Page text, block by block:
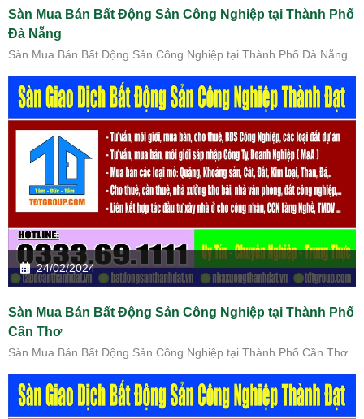
Sàn Mua Bán Bất Động Sản Công Nghiệp tại Thành Phố
Đà Nẵng
Sàn Mua Bán Bất Động Sản Công Nghiệp tại Thành Phố Đà Nẵng
24/02/2024
Sàn Mua Bán Bất Động Sản Công Nghiệp tại Thành Phố
Cần Thơ
Sàn Mua Bán Bất Động Sản Công Nghiệp tại Thành Phố Cần Thơ